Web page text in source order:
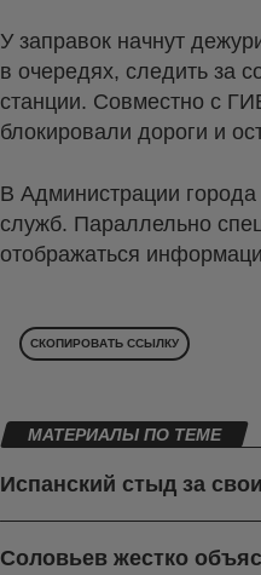
У заправок начнут
в очередях, следить за
станции. Совместно с
блокировали дороги и
В Администрации
служб. Параллельно
отображаться
СКОПИРОВАТЬ ССЫЛКУ
МАТЕРИАЛЫ ПО ТЕМЕ
Испанский стыд за
Соловьев жестко